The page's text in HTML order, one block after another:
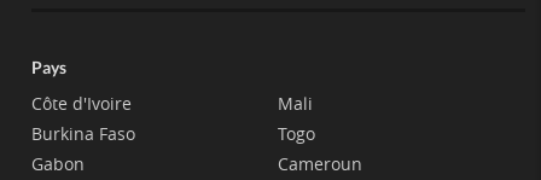
Pays
Côte d'Ivoire
Burkina Faso
Gabon
Mali
Togo
Cameroun